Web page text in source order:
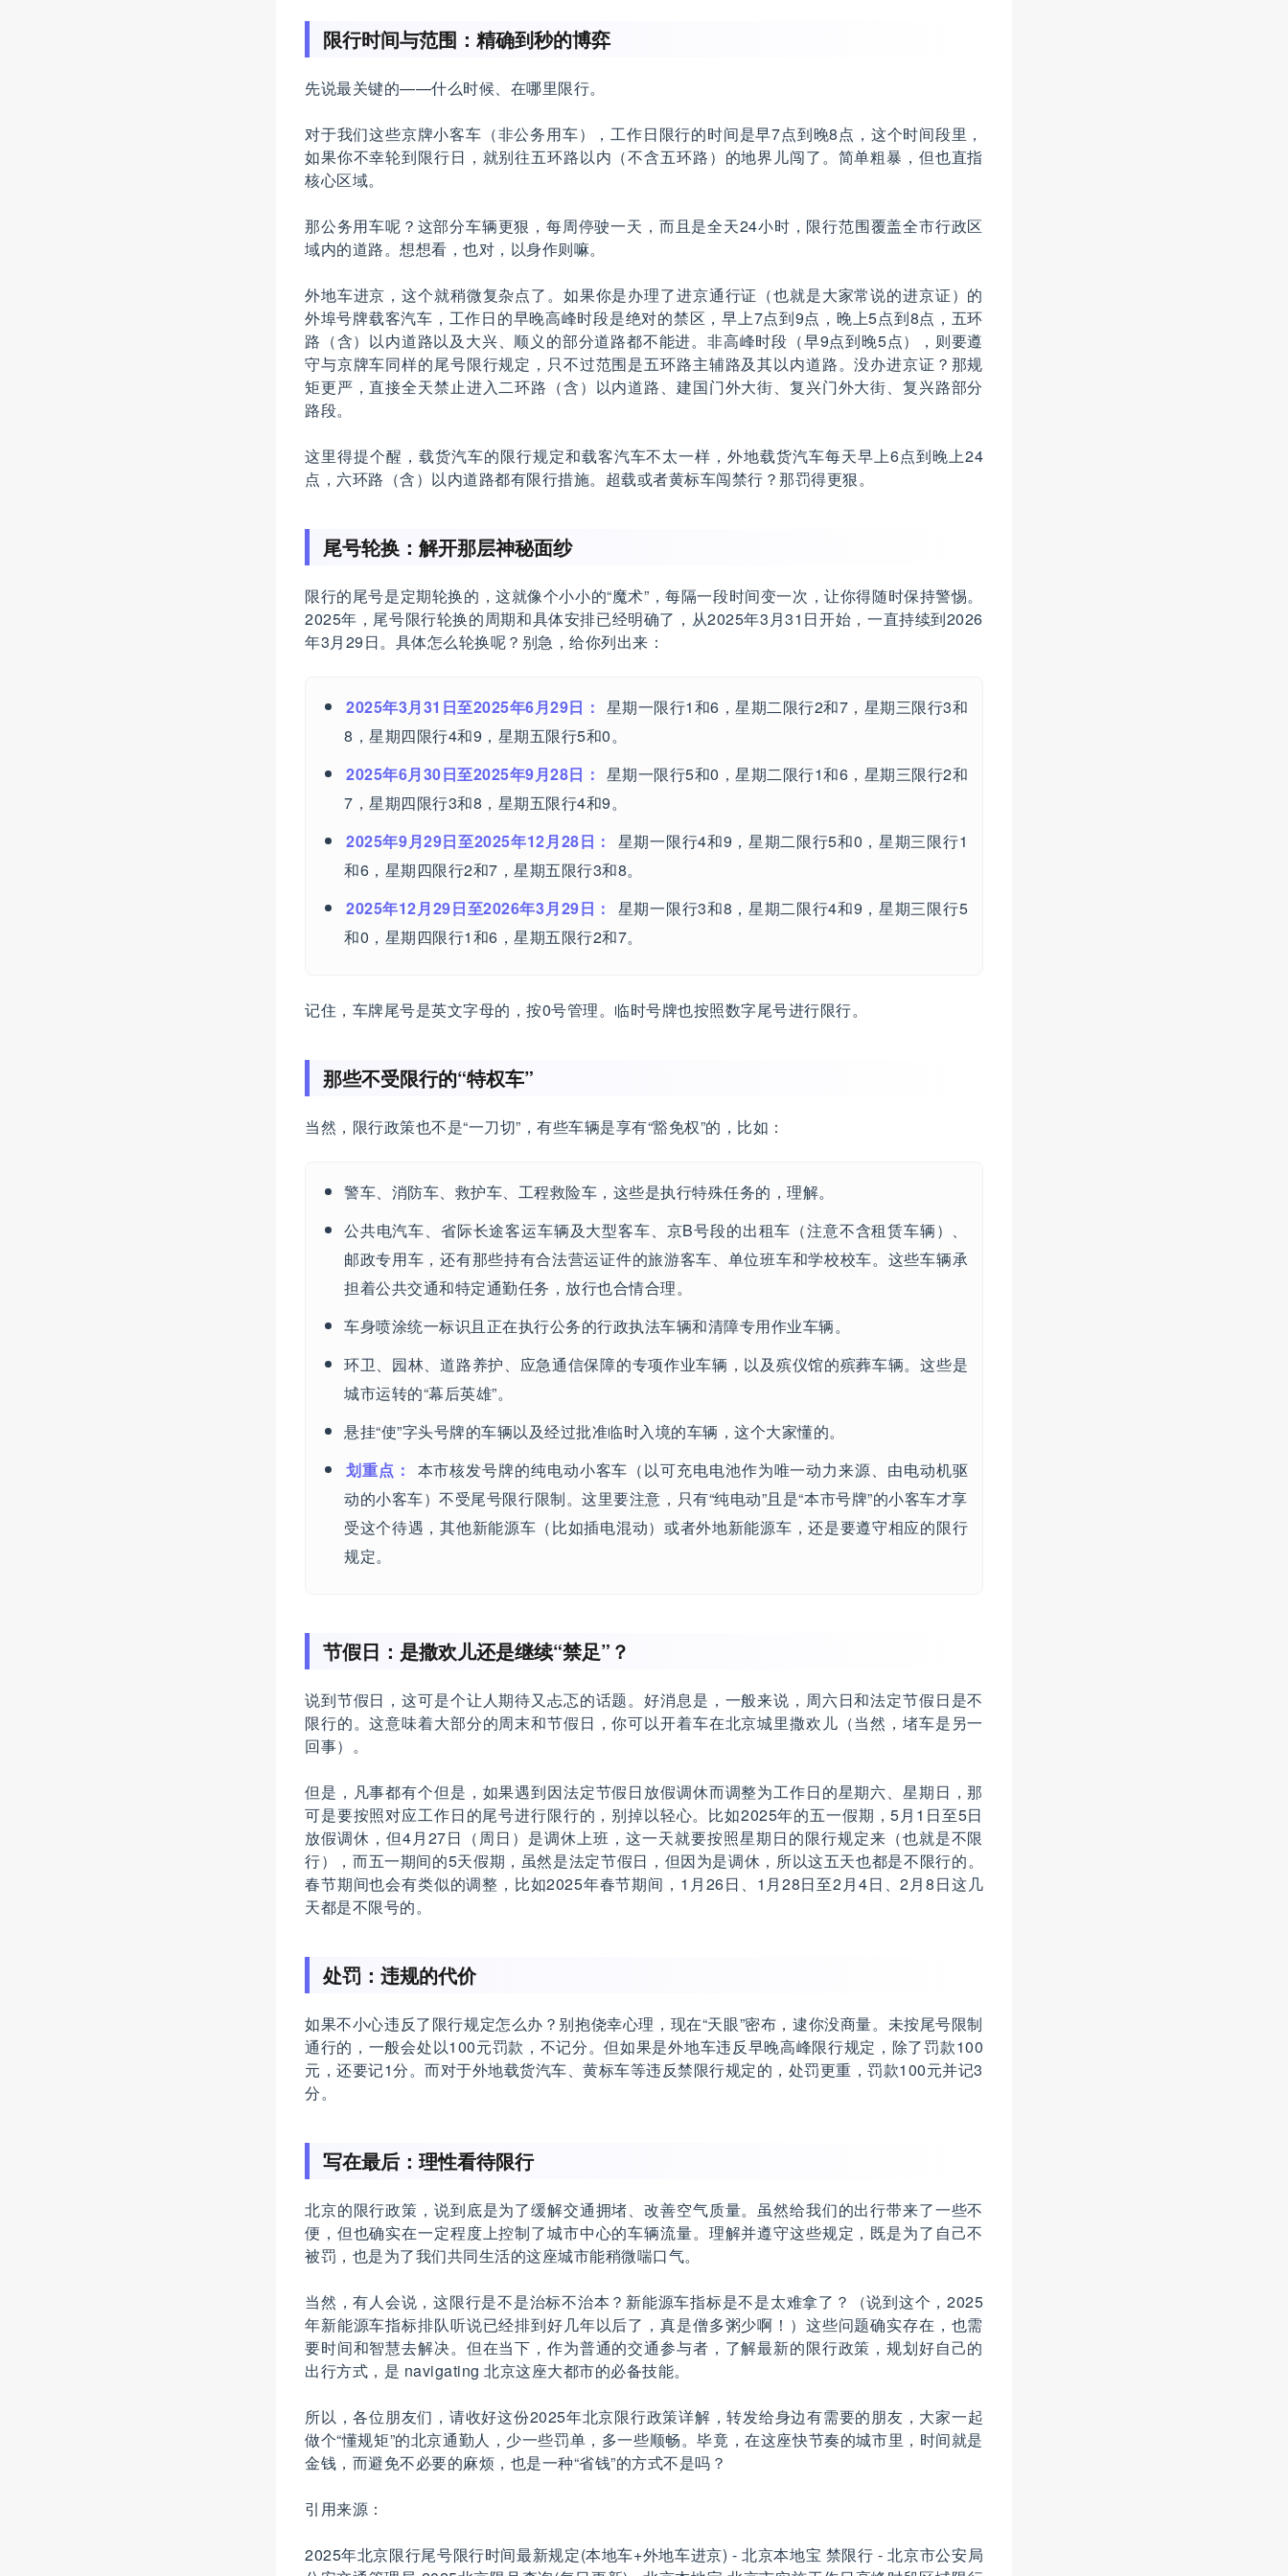
限行时间与范围：精确到秒的博弈
先说最关键的——什么时候、在哪里限行。
对于我们这些京牌小客车（非公务用车），工作日限行的时间是早7点到晚8点，这个时间段里，
如果你不幸轮到限行日，就别往五环路以内（不含五环路）的地界儿闯了。简单粗暴，但也直指
核心区域。
那公务用车呢？这部分车辆更狠，每周停驶一天，而且是全天24小时，限行范围覆盖全市行政区
域内的道路。想想看，也对，以身作则嘛。
外地车进京，这个就稍微复杂点了。如果你是办理了进京通行证（也就是大家常说的进京证）的
外埠号牌载客汽车，工作日的早晚高峰时段是绝对的禁区，早上7点到9点，晚上5点到8点，五环
路（含）以内道路以及大兴、顺义的部分道路都不能进。非高峰时段（早9点到晚5点），则要遵
守与京牌车同样的尾号限行规定，只不过范围是五环路主辅路及其以内道路。没办进京证？那规
矩更严，直接全天禁止进入二环路（含）以内道路、建国门外大街、复兴门外大街、复兴路部分
路段。
这里得提个醒，载货汽车的限行规定和载客汽车不太一样，外地载货汽车每天早上6点到晚上24
点，六环路（含）以内道路都有限行措施。超载或者黄标车闯禁行？那罚得更狠。
尾号轮换：解开那层神秘面纱
限行的尾号是定期轮换的，这就像个小小的“魔术”，每隔一段时间变一次，让你得随时保持警惕。
2025年，尾号限行轮换的周期和具体安排已经明确了，从2025年3月31日开始，一直持续到2026
年3月29日。具体怎么轮换呢？别急，给你列出来：
2025年3月31日至2025年6月29日： 星期一限行1和6，星期二限行2和7，星期三限行3和
8，星期四限行4和9，星期五限行5和0。
2025年6月30日至2025年9月28日： 星期一限行5和0，星期二限行1和6，星期三限行2和
7，星期四限行3和8，星期五限行4和9。
2025年9月29日至2025年12月28日：
星期一限行4和9，星期二限行5和0，星期三限行1
和6，星期四限行2和7，星期五限行3和8。
2025年12月29日至2026年3月29日：
星期一限行3和8，星期二限行4和9，星期三限行5
和0，星期四限行1和6，星期五限行2和7。
记住，车牌尾号是英文字母的，按0号管理。临时号牌也按照数字尾号进行限行。
那些不受限行的“特权车”
当然，限行政策也不是“一刀切”，有些车辆是享有“豁免权”的，比如：
警车、消防车、救护车、工程救险车，这些是执行特殊任务的，理解。
公共电汽车、省际长途客运车辆及大型客车、京B号段的出租车（注意不含租赁车辆）、
邮政专用车，还有那些持有合法营运证件的旅游客车、单位班车和学校校车。这些车辆承
担着公共交通和特定通勤任务，放行也合情合理。
车身喷涂统一标识且正在执行公务的行政执法车辆和清障专用作业车辆。
环卫、园林、道路养护、应急通信保障的专项作业车辆，以及殡仪馆的殡葬车辆。这些是
城市运转的“幕后英雄”。
悬挂“使”字头号牌的车辆以及经过批准临时入境的车辆，这个大家懂的。
划重点：
本市核发号牌的纯电动小客车（以可充电电池作为唯一动力来源、由电动机驱
动的小客车）不受尾号限行限制。这里要注意，只有“纯电动”且是“本市号牌”的小客车才享
受这个待遇，其他新能源车（比如插电混动）或者外地新能源车，还是要遵守相应的限行
规定。
节假日：是撒欢儿还是继续“禁足”？
说到节假日，这可是个让人期待又忐忑的话题。好消息是，一般来说，周六日和法定节假日是不
限行的。这意味着大部分的周末和节假日，你可以开着车在北京城里撒欢儿（当然，堵车是另一
回事）。
但是，凡事都有个但是，如果遇到因法定节假日放假调休而调整为工作日的星期六、星期日，那
可是要按照对应工作日的尾号进行限行的，别掉以轻心。比如2025年的五一假期，5月1日至5日
放假调休，但4月27日（周日）是调休上班，这一天就要按照星期日的限行规定来（也就是不限
行），而五一期间的5天假期，虽然是法定节假日，但因为是调休，所以这五天也都是不限行的。
春节期间也会有类似的调整，比如2025年春节期间，1月26日、1月28日至2月4日、2月8日这几
天都是不限号的。
处罚：违规的代价
如果不小心违反了限行规定怎么办？别抱侥幸心理，现在“天眼”密布，逮你没商量。未按尾号限制
通行的，一般会处以100元罚款，不记分。但如果是外地车违反早晚高峰限行规定，除了罚款100
元，还要记1分。而对于外地载货汽车、黄标车等违反禁限行规定的，处罚更重，罚款100元并记3
分。
写在最后：理性看待限行
北京的限行政策，说到底是为了缓解交通拥堵、改善空气质量。虽然给我们的出行带来了一些不
便，但也确实在一定程度上控制了城市中心的车辆流量。理解并遵守这些规定，既是为了自己不
被罚，也是为了我们共同生活的这座城市能稍微喘口气。
当然，有人会说，这限行是不是治标不治本？新能源车指标是不是太难拿了？（说到这个，2025
年新能源车指标排队听说已经排到好几年以后了，真是僧多粥少啊！）这些问题确实存在，也需
要时间和智慧去解决。但在当下，作为普通的交通参与者，了解最新的限行政策，规划好自己的
出行方式，是 navigating 北京这座大都市的必备技能。
所以，各位朋友们，请收好这份2025年北京限行政策详解，转发给身边有需要的朋友，大家一起
做个“懂规矩”的北京通勤人，少一些罚单，多一些顺畅。毕竟，在这座快节奏的城市里，时间就是
金钱，而避免不必要的麻烦，也是一种“省钱”的方式不是吗？
引用来源：
2025年北京限行尾号限行时间最新规定(本地车+外地车进京) - 北京本地宝 禁限行 - 北京市公安局